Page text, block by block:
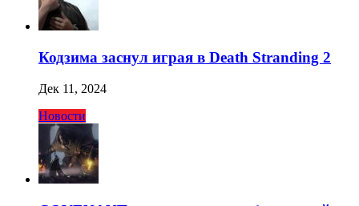
Кодзима заснул играя в Death Stranding 2
Дек 11, 2024
Новости